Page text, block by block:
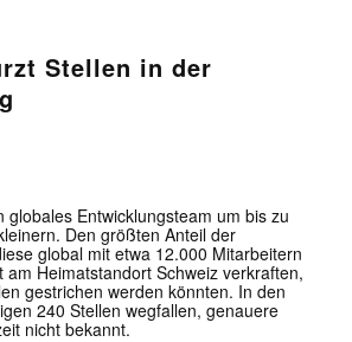
Stellen in der
globales Entwicklungsteam um bis zu
Den größten Anteil der
global mit etwa 12.000 Mitarbeitern
am Heimatstandort Schweiz verkraften,
gestrichen werden könnten. In den
240 Stellen wegfallen, genauere
nicht bekannt.